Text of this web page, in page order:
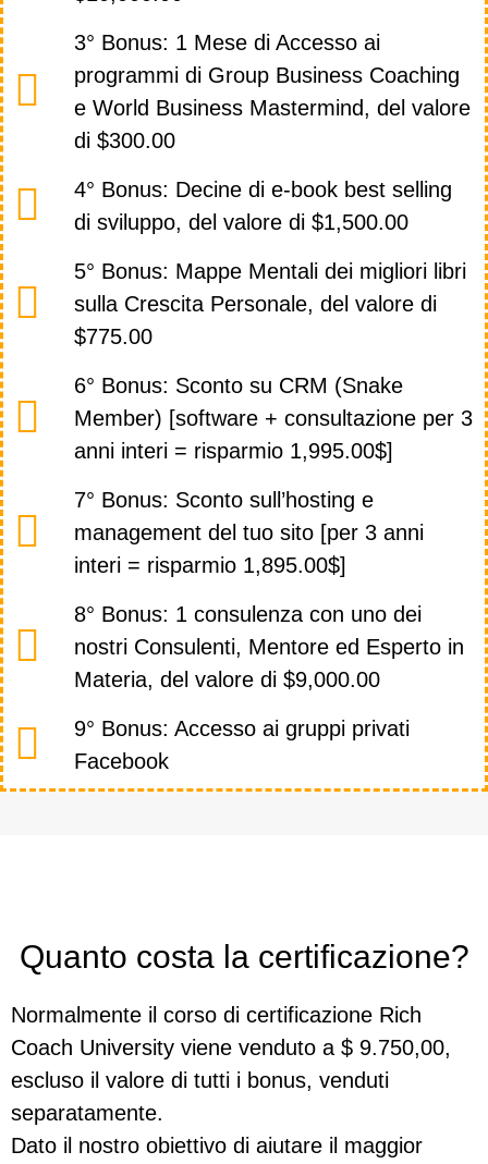
3° Bonus: 1 Mese di Accesso ai
programmi di Group Business Coaching
e World Business Mastermind, del valore
di $300.00
4° Bonus: Decine di e-book best selling
di sviluppo, del valore di $1,500.00
5° Bonus: Mappe Mentali dei migliori libri
sulla Crescita Personale, del valore di
$775.00
6° Bonus: Sconto su CRM (Snake
Member) [software + consultazione per 3
anni interi = risparmio 1,995.00$]
7° Bonus: Sconto sull’hosting e
management del tuo sito [per 3 anni
interi = risparmio 1,895.00$]
8° Bonus: 1 consulenza con uno dei
nostri Consulenti, Mentore ed Esperto in
Materia, del valore di $9,000.00
9° Bonus: Accesso ai gruppi privati
Facebook
Quanto costa la certificazione?
Normalmente il corso di certificazione Rich
Coach University viene venduto a $ 9.750,00,
escluso il valore di tutti i bonus, venduti
separatamente.
Dato il nostro obiettivo di aiutare il maggior